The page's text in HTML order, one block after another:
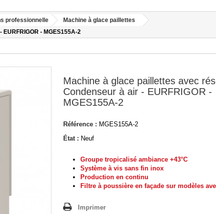
professionnelle
Machine à glace paillettes
- MGES155A-2
Machine à glace paillettes avec
Condenseur à air - EURFRIGOR -
MGES155A-2
Référence : MGES155A-2
État : Neuf
Groupe tropicalisé ambiance +43°C
Système à vis sans fin inox
Production en continu
Filtre à poussière en façade sur modèles
Imprimer